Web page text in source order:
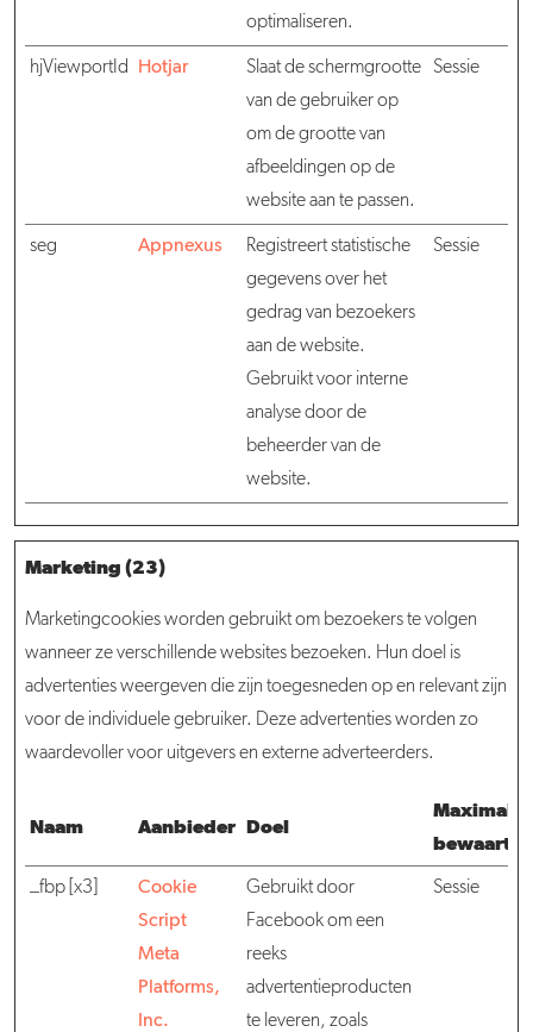
optimaliseren.
hjViewportId Hotjar
Slaat de schermgrootte
van de gebruiker op
om de grootte van
afbeeldingen op de
website aan te passen.
Sessie
seg Appnexus
Registreert statistische
gegevens over het
gedrag van bezoekers
aan de website.
Gebruikt voor interne
analyse door de
beheerder van de
website.
Sessie
Marketing (23)
Marketingcookies worden gebruikt om bezoekers te volgen
wanneer ze verschillende websites bezoeken. Hun doel is
advertenties weergeven die zijn toegesneden op en relevant zijn
voor de individuele gebruiker. Deze advertenties worden zo
waardevoller voor uitgevers en externe adverteerders.
Naam Aanbieder Doel
Maximale
_fbp [x3]
Cookie
Script
Meta
Platforms,
Inc.
Gebruikt door
Facebook om een
reeks
advertentieproducten
te leveren, zoals
Sessie